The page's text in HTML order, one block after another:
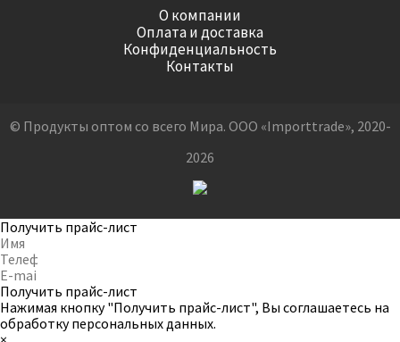
О компании
Оплата и доставка
Конфиденциальность
Контакты
© Продукты оптом со всего Мира. ООО «Importtrade», 2020-
2026
Получить прайс-лист
Получить прайс-лист
Нажимая кнопку "Получить прайс-лист", Вы соглашаетесь на
обработку персональных данных.